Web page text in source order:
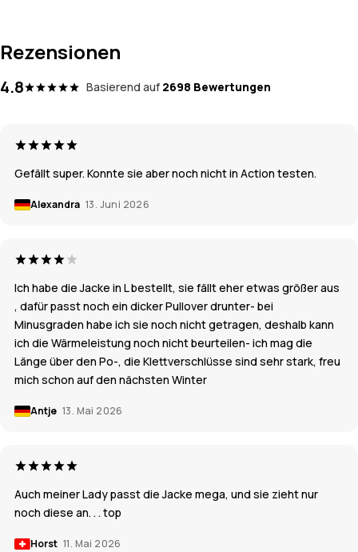
Rezensionen
4.8 Basierend auf 2698 Bewertungen
Gefällt super. Konnte sie aber noch nicht in Action testen.
Alexandra 13. Juni 2026
Ich habe die Jacke in L bestellt, sie fällt eher etwas größer aus
, dafür passt noch ein dicker Pullover drunter- bei
Minusgraden habe ich sie noch nicht getragen, deshalb kann
ich die Wärmeleistung noch nicht beurteilen- ich mag die
Länge über den Po-, die Klettverschlüsse sind sehr stark, freu
mich schon auf den nächsten Winter
Antje 13. Mai 2026
Auch meiner Lady passt die Jacke mega, und sie zieht nur
noch diese an. . . top
Horst 11. Mai 2026